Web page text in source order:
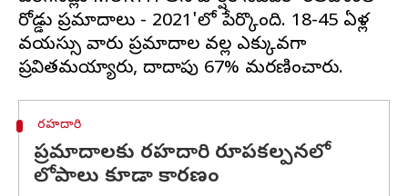
రోడ్డు ప్రమాదాలు - 2021'లో పేర్కొంది. 18-45 ఏళ్ల
వయస్సు వారు ప్రమాదాల వల్ల ఎక్కువగా
రహదారి
ప్రమాదాలకు రహదారి రూపకల్పనలో
లోపాలు కూడా కారణం